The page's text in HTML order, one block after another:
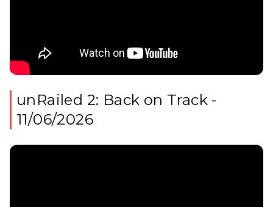
unRailed 2: Back on Track -
11/06/2026